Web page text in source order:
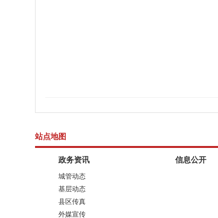
站点地图
政务资讯
城管动态
基层动态
县区传真
外媒宣传
信息公开